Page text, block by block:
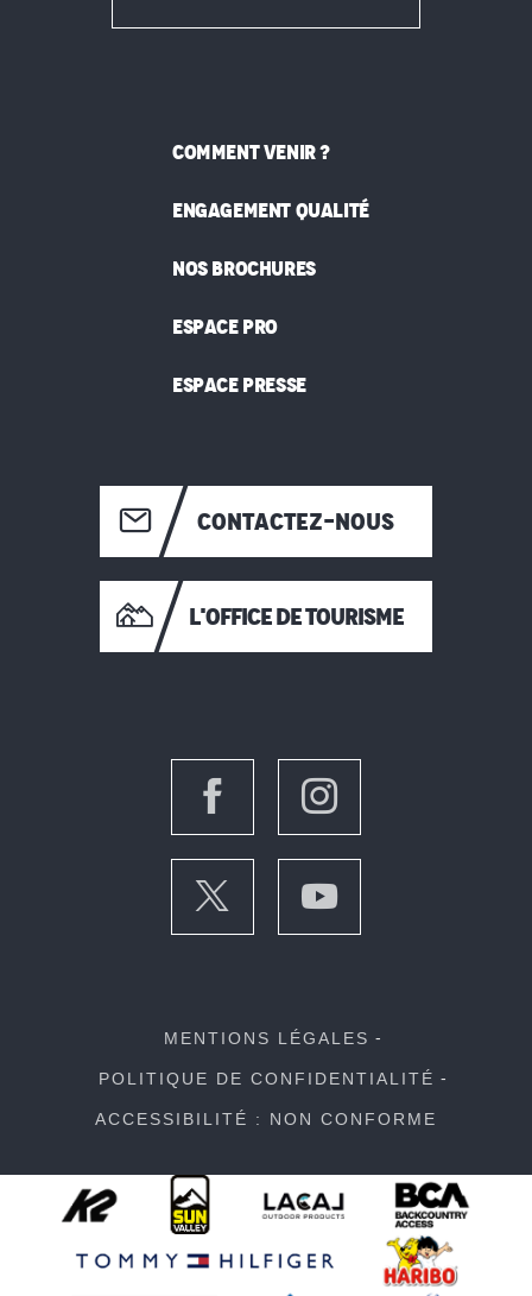
COMMENT VENIR ?
ENGAGEMENT QUALITÉ
NOS BROCHURES
ESPACE PRO
ESPACE PRESSE
CONTACTEZ-NOUS
L'OFFICE DE TOURISME
MENTIONS LÉGALES
POLITIQUE DE CONFIDENTIALITÉ
ACCESSIBILITÉ : NON CONFORME